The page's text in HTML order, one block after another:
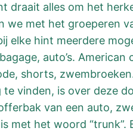
draait alles om het
we met het groeperen
elke hint meerdere
auto’s.
shorts,
vinden, is over deze
van een auto,
met het woord “trunk”.